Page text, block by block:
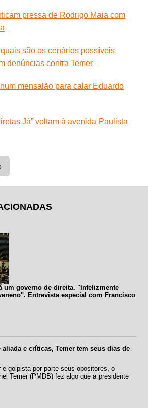
pressa de Rodrigo Maia com
são os cenários possíveis
denúncias contra Temer
mensalão para calar Eduardo
Já” voltam à avenida Paulista
um governo de direita. "Infelizmente
Entrevista especial com Francisco
aliada e críticas, Temer tem seus dias de
e golpista por parte seus opositores, o
Temer (PMDB) fez algo que a presidente